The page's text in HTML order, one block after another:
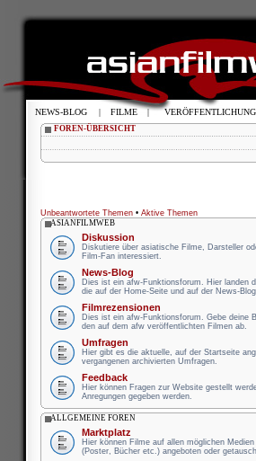
FOREN-ÜBERSICHT
Unbeantwortete Themen • Aktive Themen
ASIANFILMWEB
Diskussion
Diskutiere über asiatische Filme, Darsteller
Film-Fan interessiert.
News-Blog
Dies ist ein afw-Funktionsforum. Hier landen
die auf der Home-Seite und auf der News-
Filmrezensionen
Dies ist ein afw-Funktionsforum. Gebe deine
den auf dem afw veröffentlichten Filmen ab.
Umfragen
Hier gibt es die aktuelle, auf der Startseite
vergangenen archivierten Umfragen.
Feedback
Hier können Fragen zur Website gestellt
Anregungen gegeben werden.
ALLGEMEINE FOREN
Marktplatz
Hier können Filme auf allen möglichen
(Poster, Bücher etc.) angeboten oder
NEWS-BLOG | FILME |